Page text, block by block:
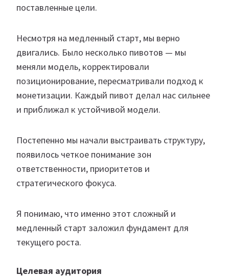
поставленные цели.
Несмотря на медленный старт, мы верно
двигались. Было несколько пивотов — мы
меняли модель, корректировали
позиционирование, пересматривали подход к
монетизации. Каждый пивот делал нас сильнее
и приближал к устойчивой модели.
Постепенно мы начали выстраивать структуру,
появилось четкое понимание зон
ответственности, приоритетов и
стратегического фокуса.
Я понимаю, что именно этот сложный и
медленный старт заложил фундамент для
текущего роста.
Целевая аудитория